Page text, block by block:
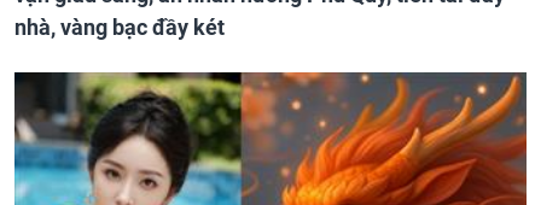
nhà, vàng bạc đầy két